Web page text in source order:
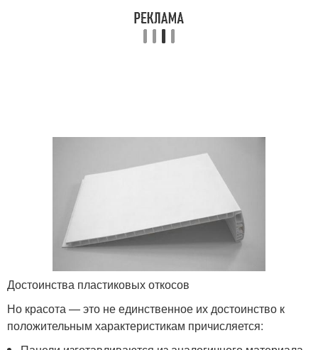
Достоинства пластиковых откосов
Но красота — это не единственное их достоинство к
положительным характеристикам причисляется: